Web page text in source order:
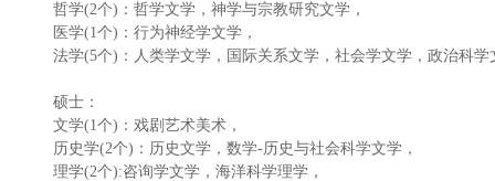
哲学(2个)：哲学文学，神学与宗教研究文学，
医学(1个)：行为神经学文学，
法学(5个)：人类学文学，国际关系文学，社会学文学，政治科
硕士：
文学(1个)：戏剧艺术美术，
历史学(2个)：历史文学，数学-历史与社会科学文学，
理学(2个):咨询学文学，海洋科学理学，